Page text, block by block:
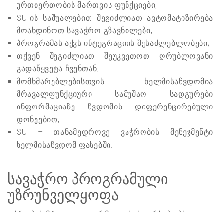
ურთიერთობის მართვის ფუნქციები;
SU-ის საშუალებით შეგიძლიათ ავტომატიზირება
მოახდინოთ სავაჭრო გზავნილები;
პროგრამას აქვს ინტეგრაციის შესაძლებლობები;
თქვენ შეგიძლიათ შეუკვეთოთ ღრუბლოვანი
გადაწყვეტა ჩვენთან;
მომხმარებლებისთვის ხელმისაწვდომია
მრავალფუნქციური სამუშაო სადგურები
ინფორმაციაზე წვდომის დიფერენცირებული
დონეებით;
SU – თანამედროვე ვაჭრობის მენეჯმენტი
ხელმისაწვდომ ფასებში.
სავაჭრო პროგრამული
უზრუნველყოფა